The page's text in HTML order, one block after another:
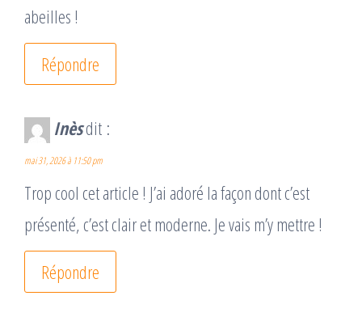
abeilles !
Répondre
Inèsdit :
mai 31, 2026 à 11:50 pm
Trop cool cet article ! J’ai adoré la façon dont c’est
présenté, c’est clair et moderne. Je vais m’y mettre !
Répondre